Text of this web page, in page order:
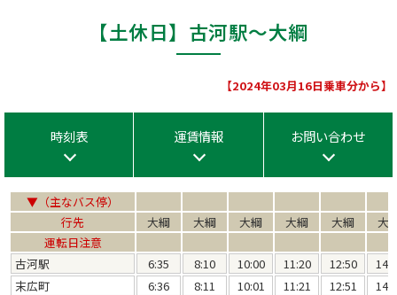
【土休日】古河駅～大綱
【2024年03月16日乗車分から】
時刻表 運賃情報 お問い合わせ
▼（主なバス停）
行先
大綱 大綱 大綱 大綱 大綱
大
運転日注意
古河駅
6:35 8:10 10:00 11:20 12:50
末広町
6:36 8:11 10:01 11:21 12:51